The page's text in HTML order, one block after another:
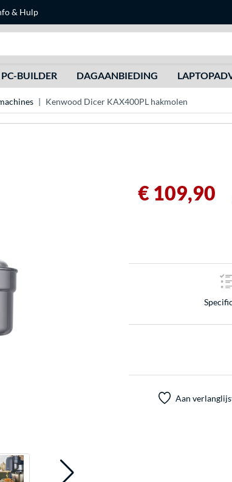
& Hulp
PC-BUILDER DAGAANBIEDING
Kenwood Dicer KAX400PL hakmolen
€ 109,90
Aan